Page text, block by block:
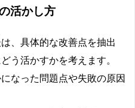
活かし方
、具体的な改善点を抽出
う活かすかを考えます。
なった問題点や失敗の原因